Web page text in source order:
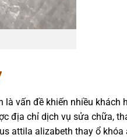
là vấn đề khiến nhiều khách
địa chỉ dịch vụ sửa chữa,
attila alizabeth thay ổ khóa